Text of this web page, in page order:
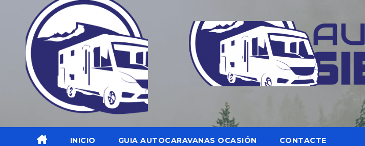
INICIO GUIA AUTOCARAVANAS OCASIÓN CONTACTE